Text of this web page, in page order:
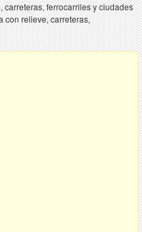
ferrocarriles y ciudades
con relieve, carreteras,